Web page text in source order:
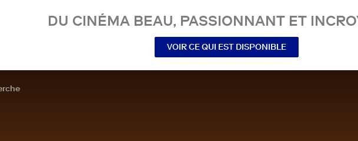
DU CINÉMA BEAU, PASSIONNANT ET
VOIR CE QUI EST DISPONIBLE